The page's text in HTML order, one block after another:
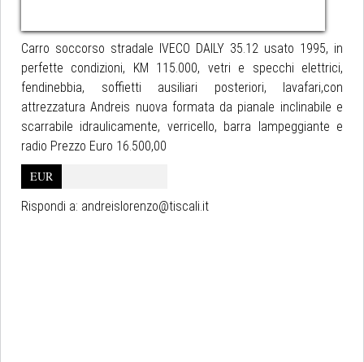
Carro soccorso stradale IVECO DAILY 35.12 usato 1995, in
perfette condizioni, KM 115.000, vetri e specchi elettrici,
fendinebbia, soffietti ausiliari posteriori, lavafari,con
attrezzatura Andreis nuova formata da pianale inclinabile e
scarrabile idraulicamente, verricello, barra lampeggiante e
radio Prezzo Euro 16.500,00
EUR
Rispondi a: andreislorenzo@tiscali.it